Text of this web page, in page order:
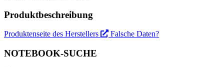
Produktbeschreibung
Produktenseite des Herstellers Falsche Daten?
NOTEBOOK-SUCHE